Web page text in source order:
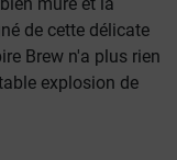
de cette délicate
Brew n'a plus rien
explosion de